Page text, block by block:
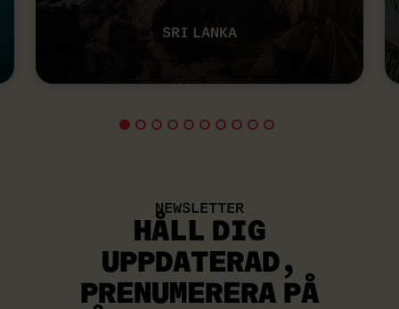
SRI LANKA
NEWSLETTER
HÅLL DIG
UPPDATERAD,
PRENUMERERA PÅ